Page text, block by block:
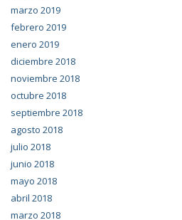
marzo 2019
febrero 2019
enero 2019
diciembre 2018
noviembre 2018
octubre 2018
septiembre 2018
agosto 2018
julio 2018
junio 2018
mayo 2018
abril 2018
marzo 2018